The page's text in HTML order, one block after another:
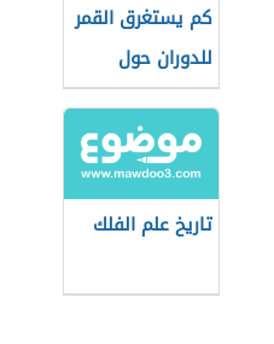
كم يستغرق القمر
للدوران حول
الشمس
تاريخ علم الفلك